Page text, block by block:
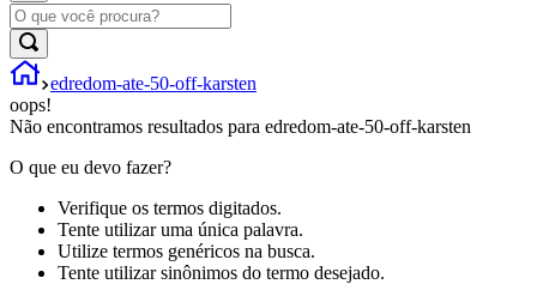
edredom-ate-50-off-karsten
oops!
Não encontramos resultados para edredom-ate-50-off-karsten
O que eu devo fazer?
Verifique os termos digitados.
Tente utilizar uma única palavra.
Utilize termos genéricos na busca.
Tente utilizar sinônimos do termo desejado.